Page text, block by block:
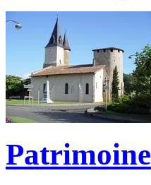
Patrimoine